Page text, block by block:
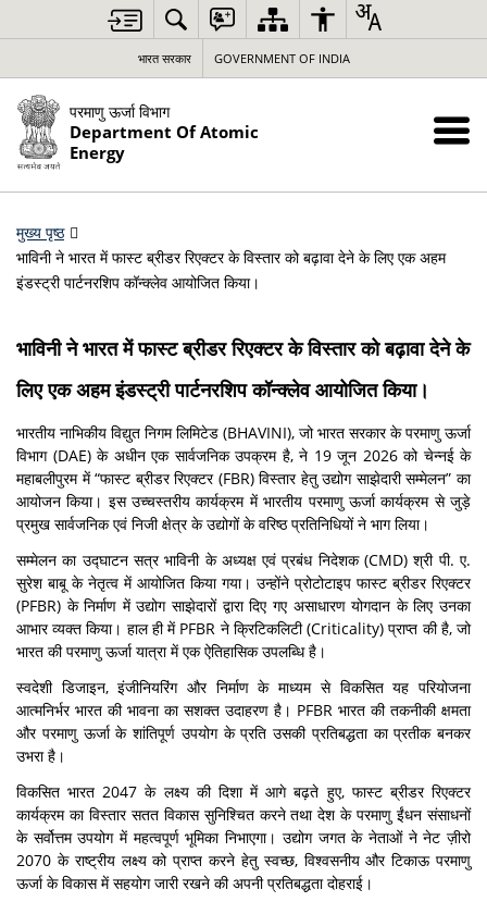
भारत सरकार GOVERNMENT OF INDIA
परमाणु ऊर्जा विभाग
Department Of Atomic
Energy
मुख्य पृष्ठ
भाविनी ने भारत में फास्ट ब्रीडर रिएक्टर के विस्तार को बढ़ावा देने के लिए एक अहम
इंडस्ट्री पार्टनरशिप कॉन्क्लेव आयोजित किया।
भाविनी ने भारत में फास्ट ब्रीडर रिएक्टर के विस्तार को बढ़ावा देने के
लिए एक अहम इंडस्ट्री पार्टनरशिप कॉन्क्लेव आयोजित किया।
भारतीय नाभिकीय विद्युत निगम लिमिटेड (BHAVINI), जो भारत सरकार के परमाणु ऊर्जा
विभाग (DAE) के अधीन एक सार्वजनिक उपक्रम है, ने 19 जून 2026 को चेन्नई के
महाबलीपुरम में “फास्ट ब्रीडर रिएक्टर (FBR) विस्तार हेतु उद्योग साझेदारी सम्मेलन” का
आयोजन किया। इस उच्चस्तरीय कार्यक्रम में भारतीय परमाणु ऊर्जा कार्यक्रम से जुड़े
प्रमुख सार्वजनिक एवं निजी क्षेत्र के उद्योगों के वरिष्ठ प्रतिनिधियों ने भाग लिया।
सम्मेलन का उद्घाटन सत्र भाविनी के अध्यक्ष एवं प्रबंध निदेशक (CMD) श्री पी. ए.
सुरेश बाबू के नेतृत्व में आयोजित किया गया। उन्होंने प्रोटोटाइप फास्ट ब्रीडर रिएक्टर
(PFBR) के निर्माण में उद्योग साझेदारों द्वारा दिए गए असाधारण योगदान के लिए उनका
आभार व्यक्त किया। हाल ही में PFBR ने क्रिटिकलिटी (Criticality) प्राप्त की है, जो
भारत की परमाणु ऊर्जा यात्रा में एक ऐतिहासिक उपलब्धि है।
स्वदेशी डिजाइन, इंजीनियरिंग और निर्माण के माध्यम से विकसित यह परियोजना
आत्मनिर्भर भारत की भावना का सशक्त उदाहरण है। PFBR भारत की तकनीकी क्षमता
और परमाणु ऊर्जा के शांतिपूर्ण उपयोग के प्रति उसकी प्रतिबद्धता का प्रतीक बनकर
उभरा है।
विकसित भारत 2047 के लक्ष्य की दिशा में आगे बढ़ते हुए, फास्ट ब्रीडर रिएक्टर
कार्यक्रम का विस्तार सतत विकास सुनिश्चित करने तथा देश के परमाणु ईंधन संसाधनों
के सर्वोत्तम उपयोग में महत्वपूर्ण भूमिका निभाएगा। उद्योग जगत के नेताओं ने नेट ज़ीरो
2070 के राष्ट्रीय लक्ष्य को प्राप्त करने हेतु स्वच्छ, विश्वसनीय और टिकाऊ परमाणु
ऊर्जा के विकास में सहयोग जारी रखने की अपनी प्रतिबद्धता दोहराई।